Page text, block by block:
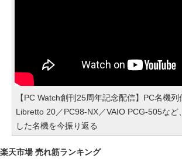
【PC Watch創刊25周年記念配信】PC名機
Libretto 20／PC98-NX／VAIO PCG-505など
した名機を今振り返る
楽天市場 売れ筋ランキング